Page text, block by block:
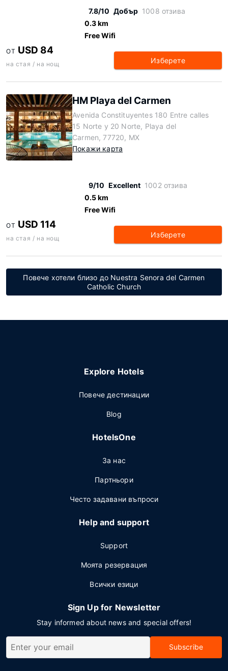
7.8/10 Добър 1008 отзива
0.3 km
Free Wifi
ОТ USD 84
на стая / на нощ Изберете
HM Playa del Carmen
Avenida Constituyentes 180 Entre calles
15 Norte y 20 Norte, Playa del
Carmen, 77720, MX
Покажи карта
9/10 Excellent 1002 отзива
0.5 km
Free Wifi
ОТ USD 114
на стая / на нощ Изберете
Повече хотели близо до Nuestra Senora del Carmen
Catholic Church
Explore Hotels
Повече дестинации
Blog
HotelsOne
За нас
Партньори
Често задавани въпроси
Help and support
Support
Моята резервация
Всички езици
Sign Up for Newsletter
Stay informed about news and special offers!
Subscribe